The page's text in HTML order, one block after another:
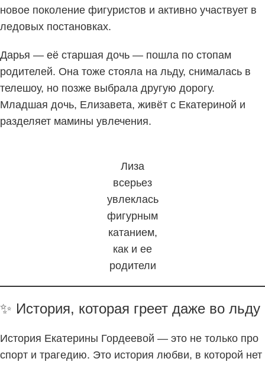
новое поколение фигуристов и активно участвует в
ледовых постановках.
Дарья — её старшая дочь — пошла по стопам
родителей. Она тоже стояла на льду, снималась в
телешоу, но позже выбрала другую дорогу.
Младшая дочь, Елизавета, живёт с Екатериной и
разделяет мамины увлечения.
Лиза
всерьез
увлеклась
фигурным
катанием,
как и ее
родители
✨ История, которая греет даже во льду
История Екатерины Гордеевой — это не только про
спорт и трагедию. Это история любви, в которой нет